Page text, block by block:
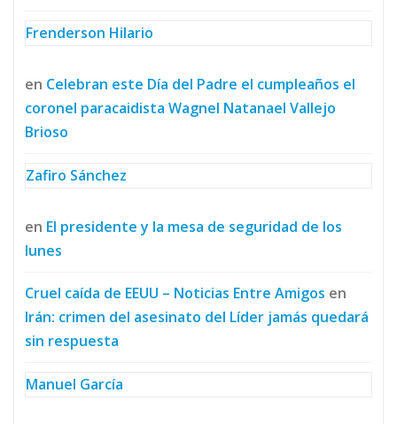
Frenderson Hilario
en Celebran este Día del Padre el cumpleaños el
coronel paracaidista Wagnel Natanael Vallejo
Brioso
Zafiro Sánchez
en El presidente y la mesa de seguridad de los
lunes
Cruel caída de EEUU – Noticias Entre Amigos en
Irán: crimen del asesinato del Líder jamás quedará
sin respuesta
Manuel García